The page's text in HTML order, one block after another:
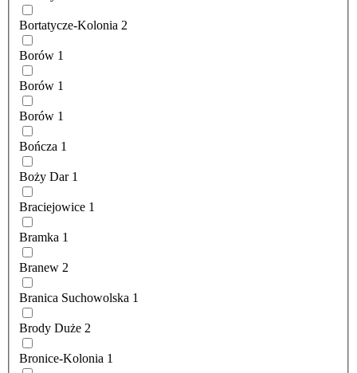
Bortatycze-Kolonia 2
Borów 1
Borów 1
Borów 1
Bończa 1
Boży Dar 1
Braciejowice 1
Bramka 1
Branew 2
Branica Suchowolska 1
Brody Duże 2
Bronice-Kolonia 1